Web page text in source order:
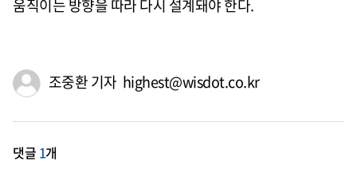
움직이는 방향을 따라 다시 설계돼야 한다.
조중환 기자 highest@wisdot.co.kr
댓글 1개